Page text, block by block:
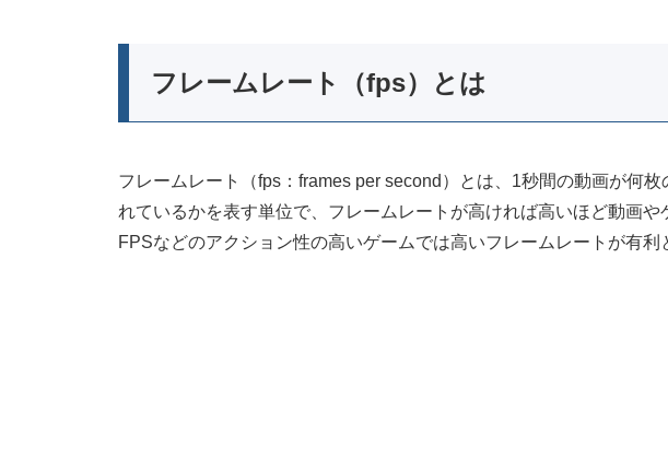
フレームレート（fps）とは
フレームレート（fps：frames per second）とは、1秒間の動画が何
れているかを表す単位で、フレームレートが高ければ高いほど動画や
FPSなどのアクション性の高いゲームでは高いフレームレートが有利